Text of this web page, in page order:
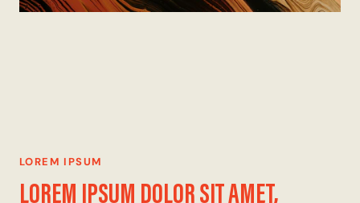
LOREM IPSUM
LOREM IPSUM DOLOR SIT AMET,